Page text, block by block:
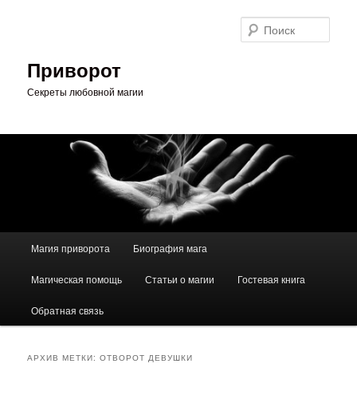
Приворот
Секреты любовной магии
Магия приворота Биография мага
Магическая помощь Статьи о магии Гостевая книга
Обратная связь
АРХИВ МЕТКИ:ОТВОРОТ ДЕВУШКИ